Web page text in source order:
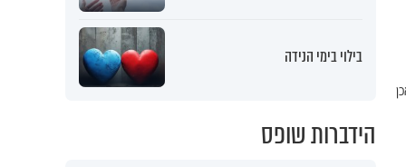
בילוי בימי הנידה
הידברות שופס